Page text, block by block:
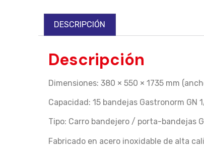
DESCRIPCIÓN
Descripción
Dimensiones: 380 × 550 × 1735 mm
Capacidad: 15 bandejas Gastronorm GN
Tipo: Carro bandejero / porta-bandejas
Fabricado en acero inoxidable de alta